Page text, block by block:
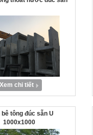
Xem chi tiết
bê tông đúc sẵn U
1000x1000